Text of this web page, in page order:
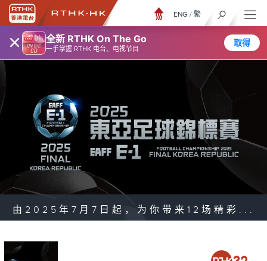
× 全新 RTHK On The Go
一手掌握 RTHK 电台、电视节目
取得
ENG / 繁
由2025年7月7日起，为你带来12场精彩...